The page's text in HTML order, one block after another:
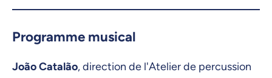
Programme musical
João Catalão, direction de l'Atelier de percussion